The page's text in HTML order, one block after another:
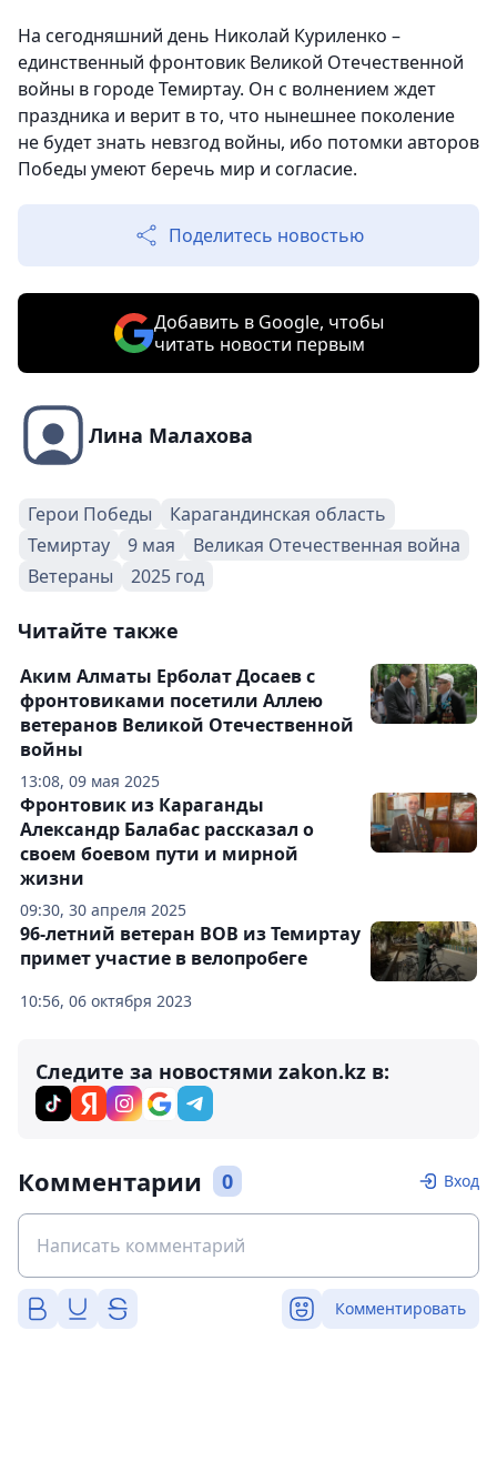
На сегодняшний день Николай Куриленко –
единственный фронтовик Великой Отечественной
войны в городе Темиртау. Он с волнением ждет
праздника и верит в то, что нынешнее поколение
не будет знать невзгод войны, ибо потомки авторов
Победы умеют беречь мир и согласие.
Поделитесь новостью
Добавить в Google, чтобы
читать новости первым
Лина Малахова
Герои Победы
Карагандинская область
Темиртау
9 мая
Великая Отечественная война
Ветераны
2025 год
Читайте также
13:08, 09 мая 2025
Аким Алматы Ерболат Досаев с
фронтовиками посетили Аллею
ветеранов Великой Отечественной
войны
09:30, 30 апреля 2025
Фронтовик из Караганды
Александр Балабас рассказал о
своем боевом пути и мирной
жизни
10:56, 06 октября 2023
96-летний ветеран ВОВ из Темиртау
примет участие в велопробеге
Следите за новостями zakon.kz в:
Комментарии 0 Вход
Комментировать